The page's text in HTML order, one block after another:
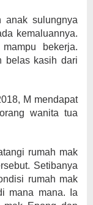
anak sulungnya
kemaluannya.
bekerja.
belas kasih dari
M mendapat
wanita tua
rumah mak
Setibanya
rumah mak
mana mana. Ia